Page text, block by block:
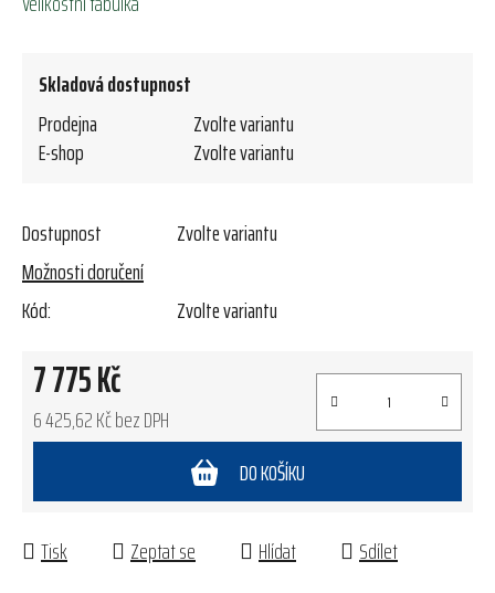
Skladová dostupnost
Prodejna
Zvolte variantu
E-shop
Zvolte variantu
Dostupnost
Zvolte variantu
Možnosti doručení
Kód:
Zvolte variantu
7 775 Kč
6 425,62 Kč bez DPH
DO KOŠÍKU
Tisk Zeptat se Hlídat Sdílet